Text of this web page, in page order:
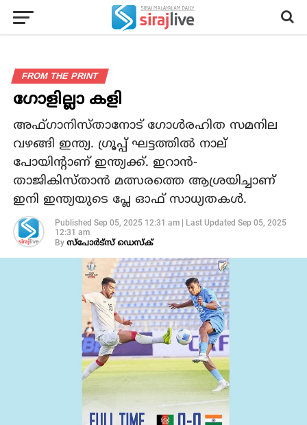
FROM THE PRINT
ഗോളില്ലാ കളി
അഫ്ഗാനിസ്താനോട് ഗോള്‍രഹിത സമനില
വഴങ്ങി ഇന്ത്യ. ഗ്രൂപ്പ് ഘട്ടത്തില്‍ നാല്
പോയിന്റാണ് ഇന്ത്യക്ക്. ഇറാന്‍-
താജികിസ്താന്‍ മത്സരത്തെ ആശ്രയിച്ചാണ്
ഇനി ഇന്ത്യയുടെ പ്ലേ ഓഫ് സാധ്യതകള്‍.
Published Sep 05, 2025 12:31 am| Last Updated Sep 05, 2025
12:31 am
By സ്‌പോര്‍ട്‌സ് ഡെസ്‌ക്‌